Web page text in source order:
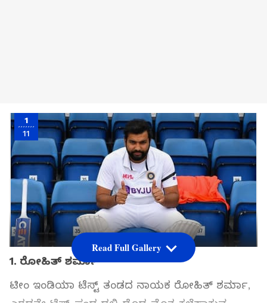
1
11
1. ರೋಹಿತ್ ಶರ್ಮಾ
ಟೀಂ ಇಂಡಿಯಾ ಟೆಸ್ಟ್ ತಂಡದ ನಾಯಕ ರೋಹಿತ್ ಶರ್ಮಾ,
Read Full Gallery